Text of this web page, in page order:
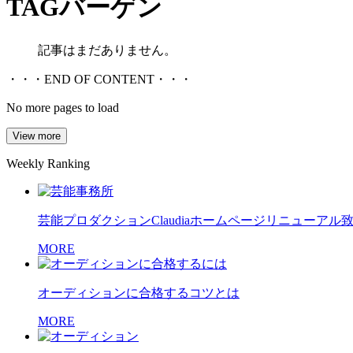
TAGバーゲン
記事はまだありません。
・・・END OF CONTENT・・・
No more pages to load
View more
Weekly Ranking
芸能プロダクションClaudiaホームページリニューアル致
MORE
オーディションに合格するコツとは
MORE